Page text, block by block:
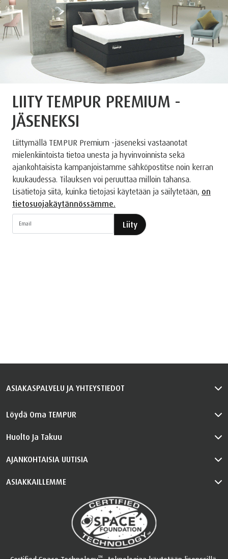
LIITY TEMPUR PREMIUM -
JÄSENEKSI
Liittymällä TEMPUR Premium -jäseneksi vastaanotat
mielenkiintoista tietoa unesta ja hyvinvoinnista sekä
ajankohtaisista kampanjoistamme sähköpostitse noin kerran
kuukaudessa. Tilauksen voi peruuttaa milloin tahansa.
Lisätietoja siitä, kuinka tietojasi käytetään ja säilytetään, on
tietosuojakäytännössämme.
Liity
ASIAKASPALVELU JA YHTEYSTIEDOT
Löydä Oma TEMPUR
Huolto Ja Takuu
AJANKOHTAISIA UUTISIA
ASIAKKAILLEMME
™